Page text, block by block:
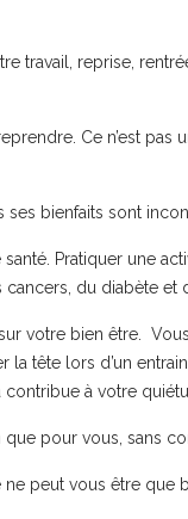
travail, reprise,
Ce n’est pas
ses bienfaits sont
Pratiquer une
du diabète et
votre bien être.
tête lors d’un
contribue à votre
pour vous, sans
peut vous être que